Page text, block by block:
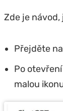
Zde je
Přejděte
Po
malou